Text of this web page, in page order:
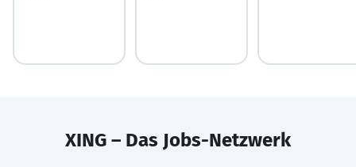
XING – Das Jobs-Netzwerk